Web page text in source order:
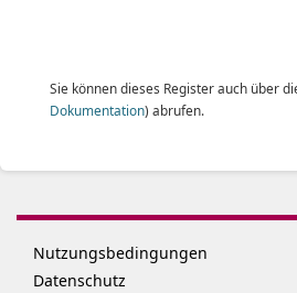
Sie können dieses Register auch über
Dokumentation) abrufen.
Nutzungsbedingungen
Datenschutz